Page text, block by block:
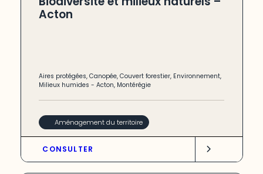
Acton
Aires protégées,Canopée,Couvert forestier, Environnement,
Milieux humides -Acton, Montérégie
Aménagement du territoire
CONSULTER